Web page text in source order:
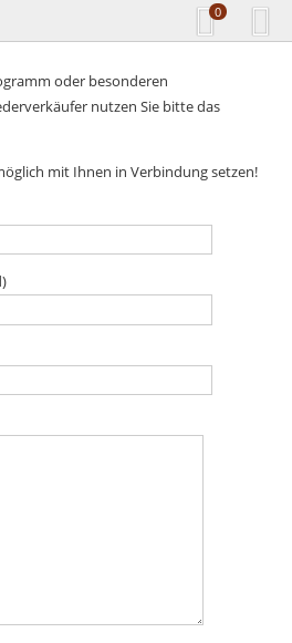
0
oder besonderen
nutzen Sie bitte das
mit Ihnen in Verbindung setzen!